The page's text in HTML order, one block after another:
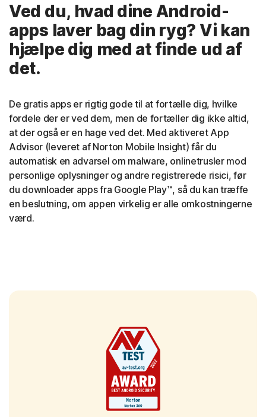
Ved du, hvad dine Android-
apps laver bag din ryg? Vi kan
hjælpe dig med at finde ud af
det.
De gratis apps er rigtig gode til at fortælle dig, hvilke
fordele der er ved dem, men de fortæller dig ikke altid,
at der også er en hage ved det. Med aktiveret App
Advisor (leveret af Norton Mobile Insight) får du
automatisk en advarsel om malware, onlinetrusler mod
personlige oplysninger og andre registrerede risici, før
du downloader apps fra Google Play™, så du kan træffe
en beslutning, om appen virkelig er alle omkostningerne
værd.